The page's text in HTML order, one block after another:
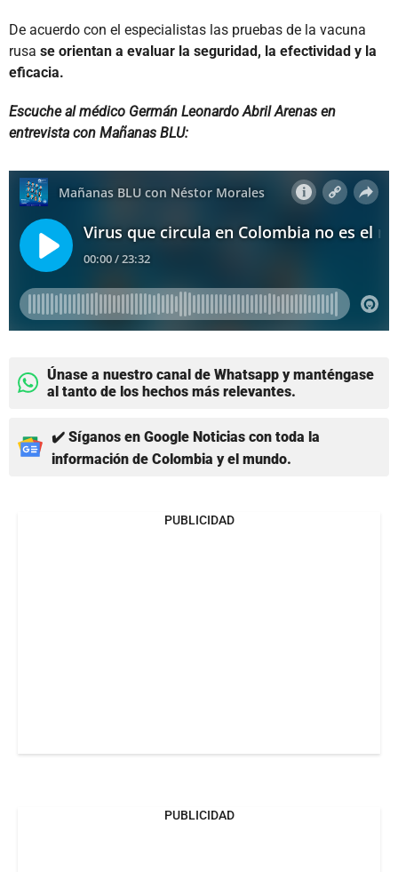
De acuerdo con el especialistas las pruebas de la vacuna
rusa se orientan a evaluar la seguridad, la efectividad y la
eficacia.
Escuche al médico Germán Leonardo Abril Arenas en
entrevista con Mañanas BLU:
Únase a nuestro canal de Whatsapp y manténgase
al tanto de los hechos más relevantes.
✔️ Síganos en Google Noticias con toda la
información de Colombia y el mundo.
PUBLICIDAD
PUBLICIDAD